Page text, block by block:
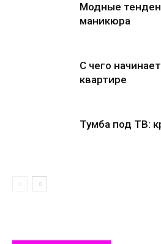
Модные
маникюра
С чего
квартире
Тумба под ТВ: